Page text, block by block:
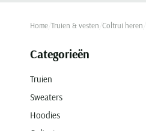
Home Truien & vesten Coltrui heren
Categorieën
Truien
Sweaters
Hoodies